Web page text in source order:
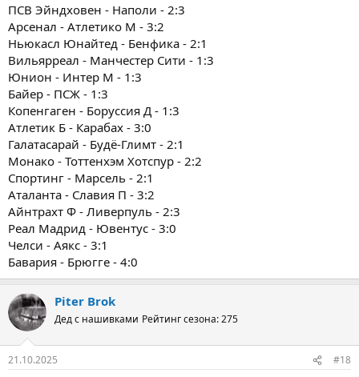
ПСВ Эйндховен - Наполи - 2:3
Арсенал - Атлетико М - 3:2
Ньюкасл Юнайтед - Бенфика - 2:1
Вильярреал - Манчестер Сити - 1:3
Юнион - Интер М - 1:3
Байер - ПСЖ - 1:3
Копенгаген - Боруссия Д - 1:3
Атлетик Б - Карабах - 3:0
Галатасарай - Будё-Глимт - 2:1
Монако - Тоттенхэм Хотспур - 2:2
Спортинг - Марсель - 2:1
Аталанта - Славия П - 3:2
Айнтрахт Ф - Ливерпуль - 2:3
Реал Мадрид - Ювентус - 3:0
Челси - Аякс - 3:1
Бавария - Брюгге - 4:0
Piter Brok
Дед с нашивками Рейтинг сезона: 275
21.10.2025 #18